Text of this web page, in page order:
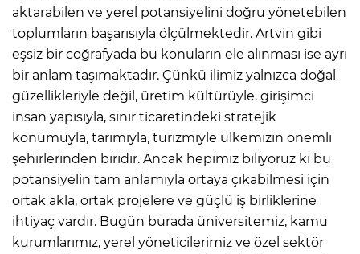
aktarabilen ve yerel potansiyelini doğru yönetebilen
toplumların başarısıyla ölçülmektedir. Artvin gibi
eşsiz bir coğrafyada bu konuların ele alınması ise ayrı
bir anlam taşımaktadır. Çünkü ilimiz yalnızca doğal
güzellikleriyle değil, üretim kültürüyle, girişimci
insan yapısıyla, sınır ticaretindeki stratejik
konumuyla, tarımıyla, turizmiyle ülkemizin önemli
şehirlerinden biridir. Ancak hepimiz biliyoruz ki bu
potansiyelin tam anlamıyla ortaya çıkabilmesi için
ortak akla, ortak projelere ve güçlü iş birliklerine
ihtiyaç vardır. Bugün burada üniversitemiz, kamu
kurumlarımız, yerel yöneticilerimiz ve özel sektör